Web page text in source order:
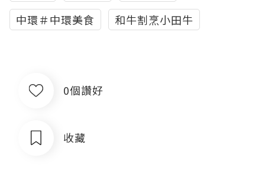
中環＃中環美食
和牛割烹小田牛
0個讚好
收藏